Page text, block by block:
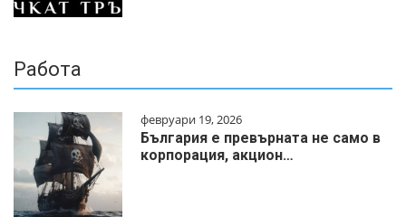
Работа
февруари 19, 2026
България е превърната не само в
корпорация, акцион…